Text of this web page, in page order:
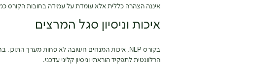
איננה הצהרה כללית אלא עומדת על עמידה בחובות הקורס
איכות וניסיון סגל המרצים
הרלוונטית לתפקיד הוראתי וניסיון קליני עדכני.